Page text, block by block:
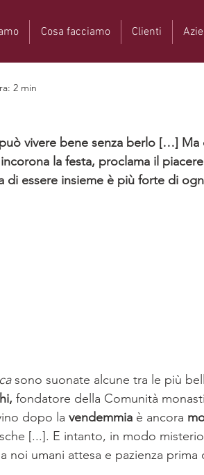
Cosa facciamo Clienti
2 min
la festa, proclama il
di essere insieme è più forte di
sono suonate alcune tra le più
fondatore della Comunità
dopo la vendemmia è ancora
[...]. E intanto, in modo
umani attesa e pazienza prima